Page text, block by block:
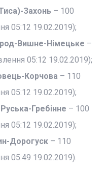
Захонь – 100
05:12 19.02.2019);
Вишне-Німецьке –
05:12 19.02.2019);
Корчова – 110
05:12 19.02.2019);
Гребінне – 100
05:12 19.02.2019);
Дорогуск – 110
05:49 19.02.2019).